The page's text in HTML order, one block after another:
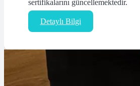
sertifikalarını güncellemektedir.
Detaylı Bilgi